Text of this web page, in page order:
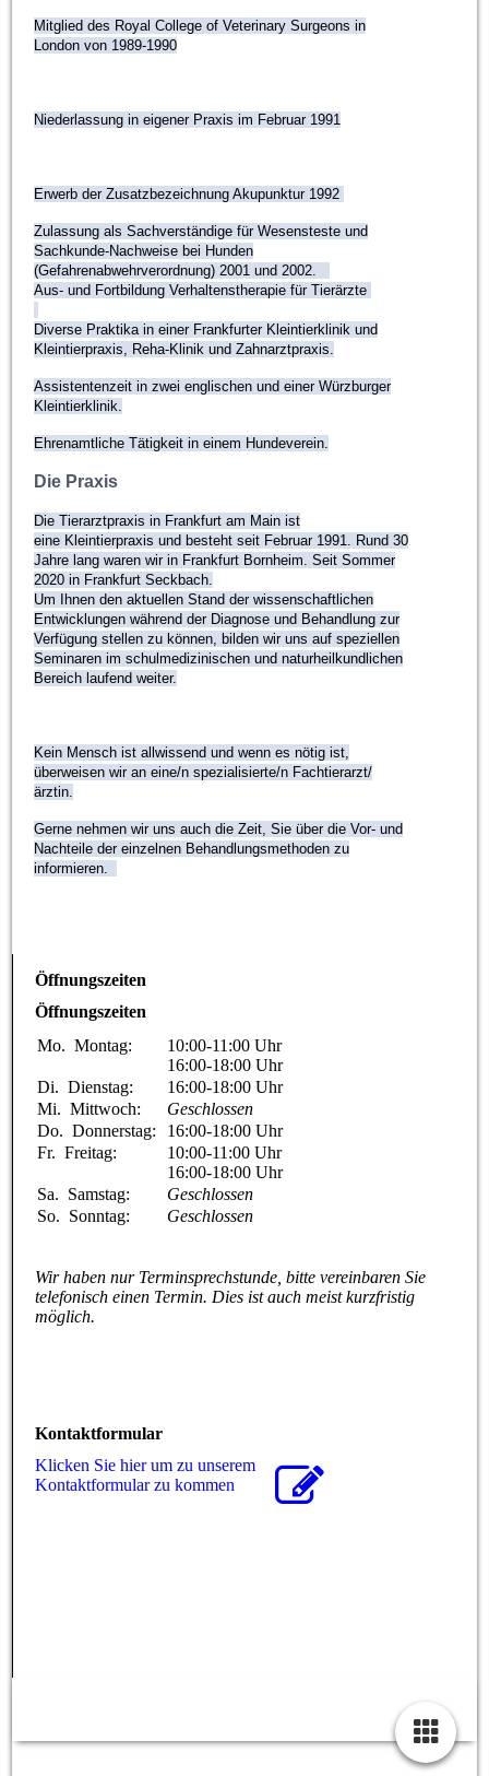
Mitglied des Royal College of Veterinary Surgeons in
London von 1989-1990
Niederlassung in eigener Praxis im Februar 1991
Erwerb der Zusatzbezeichnung Akupunktur 1992
Zulassung als Sachverständige für Wesensteste und
Sachkunde-Nachweise bei Hunden
(Gefahrenabwehrverordnung) 2001 und 2002.
Aus- und Fortbildung Verhaltenstherapie für Tierärzte
Diverse Praktika in einer Frankfurter Kleintierklinik und
Kleintierpraxis, Reha-Klinik und Zahnarztpraxis.
Assistentenzeit in zweienglischen und einer Würzburger
Kleintierklinik.
Ehrenamtliche Tätigkeit in einem Hundeverein.
Die Praxis
Die Tierarztpraxis in Frankfurt am Main ist
eine Kleintierpraxis und besteht seit Februar 1991. Rund 30
Jahre lang waren wir in Frankfurt Bornheim. Seit Sommer
2020 in Frankfurt Seckbach.
Um Ihnen den aktuellen Stand der wissenschaftlichen
Entwicklungen während der Diagnose und Behandlung zur
Verfügung stellen zu können, bilden wir uns auf speziellen
Seminaren im schulmedizinischen und naturheilkundlichen
Bereich laufend weiter.
Kein Mensch ist allwissend und wenn es nötig ist,
überweisen wir an eine/n spezialisierte/n Fachtierarzt/
ärztin.
Gerne nehmen wir uns auch die Zeit, Sie über die Vor- und
Nachteile der einzelnen Behandlungsmethoden zu
informieren.
Öffnungszeiten
Öffnungszeiten
Mo.Montag: 10:00-11:00 Uhr
16:00-18:00 Uhr
Di.Dienstag: 16:00-18:00 Uhr
Mi.Mittwoch:
Geschlossen
Do.Donnerstag: 16:00-18:00 Uhr
Fr.Freitag: 10:00-11:00 Uhr
16:00-18:00 Uhr
Sa. Samstag:
Geschlossen
So. Sonntag: Geschlossen
Wir haben nur Terminsprechstunde, bitte vereinbaren Sie
telefonisch einen Termin. Dies ist auch meist kurzfristig
möglich.
Kontaktformular
Klicken Sie hier um zu unserem
Kon­takt­for­mu­lar zu kommen